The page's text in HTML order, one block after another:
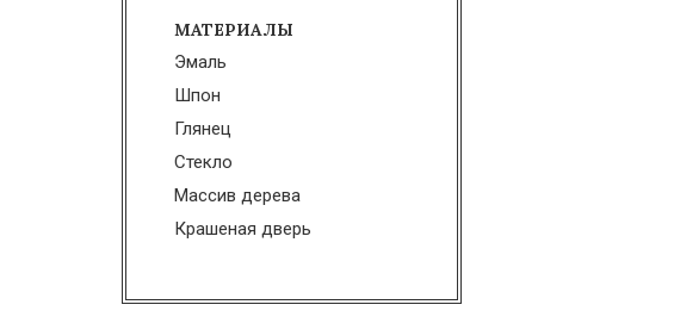
МАТЕРИАЛЫ
Эмаль
Шпон
Глянец
Стекло
Массив дерева
Крашеная дверь